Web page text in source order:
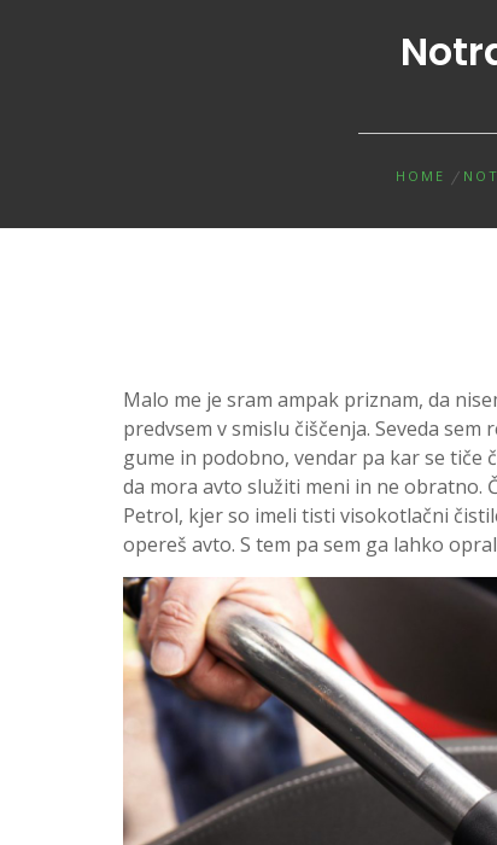
HOME
Malo me je sram ampak priznam, da
predvsem v smislu čiščenja. Seveda
gume in podobno, vendar pa kar se tiče
da mora avto služiti meni in ne obratno.
Petrol, kjer so imeli tisti visokotlačni
opereš avto. S tem pa sem ga lahko